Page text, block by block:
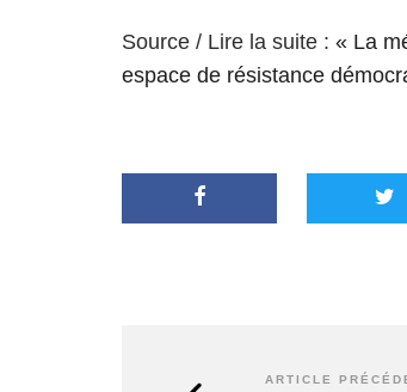
Source / Lire la suite : « La
espace de résistance
ARTICLE